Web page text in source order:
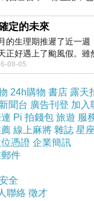
非「被迫妥協
，卻已無「裸
社會力，對政府
定王金平聲明
收割」、淪馬
但無法推動進
易蓄積的社運能
定的未來
的生理期推遲了近一週
正好遇上了颱風假。
，因為風雨不大，但這
08-05
24h購物 書店 露天
聞台 廣告刊登 加入
Pi 拍錢包 旅遊 服
線上麻將 雜誌 星
憑證 企業簡訊
件
全
聯絡 徵才